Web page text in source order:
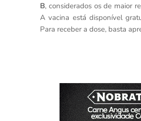
B, considerados os de maior
A vacina está disponível
Para receber a dose, basta